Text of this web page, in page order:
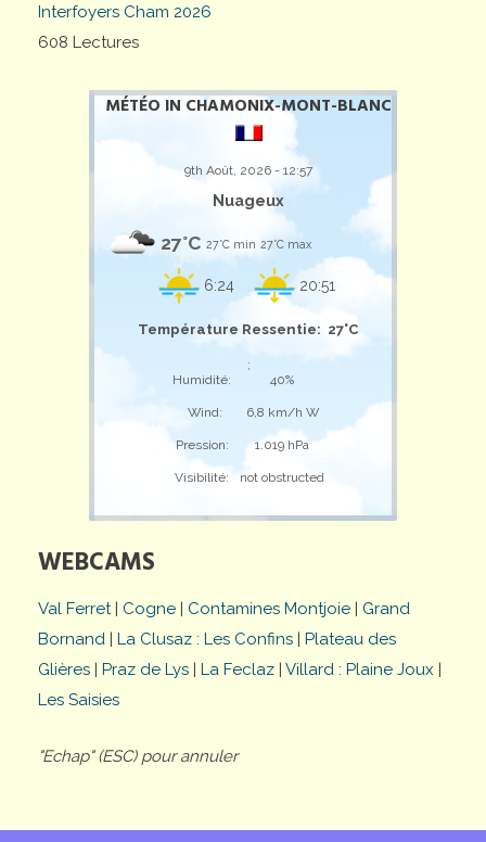
Interfoyers Cham 2026
608 Lectures
MÉTÉO IN CHAMONIX-MONT-BLANC
9th Août, 2026 - 12:57
Nuageux
27°C 27°C min 27°C max
6:24 20:51
Température Ressentie: 27°C
;
Humidité:
40%
Wind: 6,8 km/h W
Pression: 1.019 hPa
Visibilité: not obstructed
WEBCAMS
Val Ferret| Cogne | Contamines Montjoie | Grand
Bornand | La Clusaz : Les Confins | Plateau des
Glières | Praz de Lys | La Feclaz | Villard : Plaine Joux |
Les Saisies
"Echap" (ESC) pour annuler